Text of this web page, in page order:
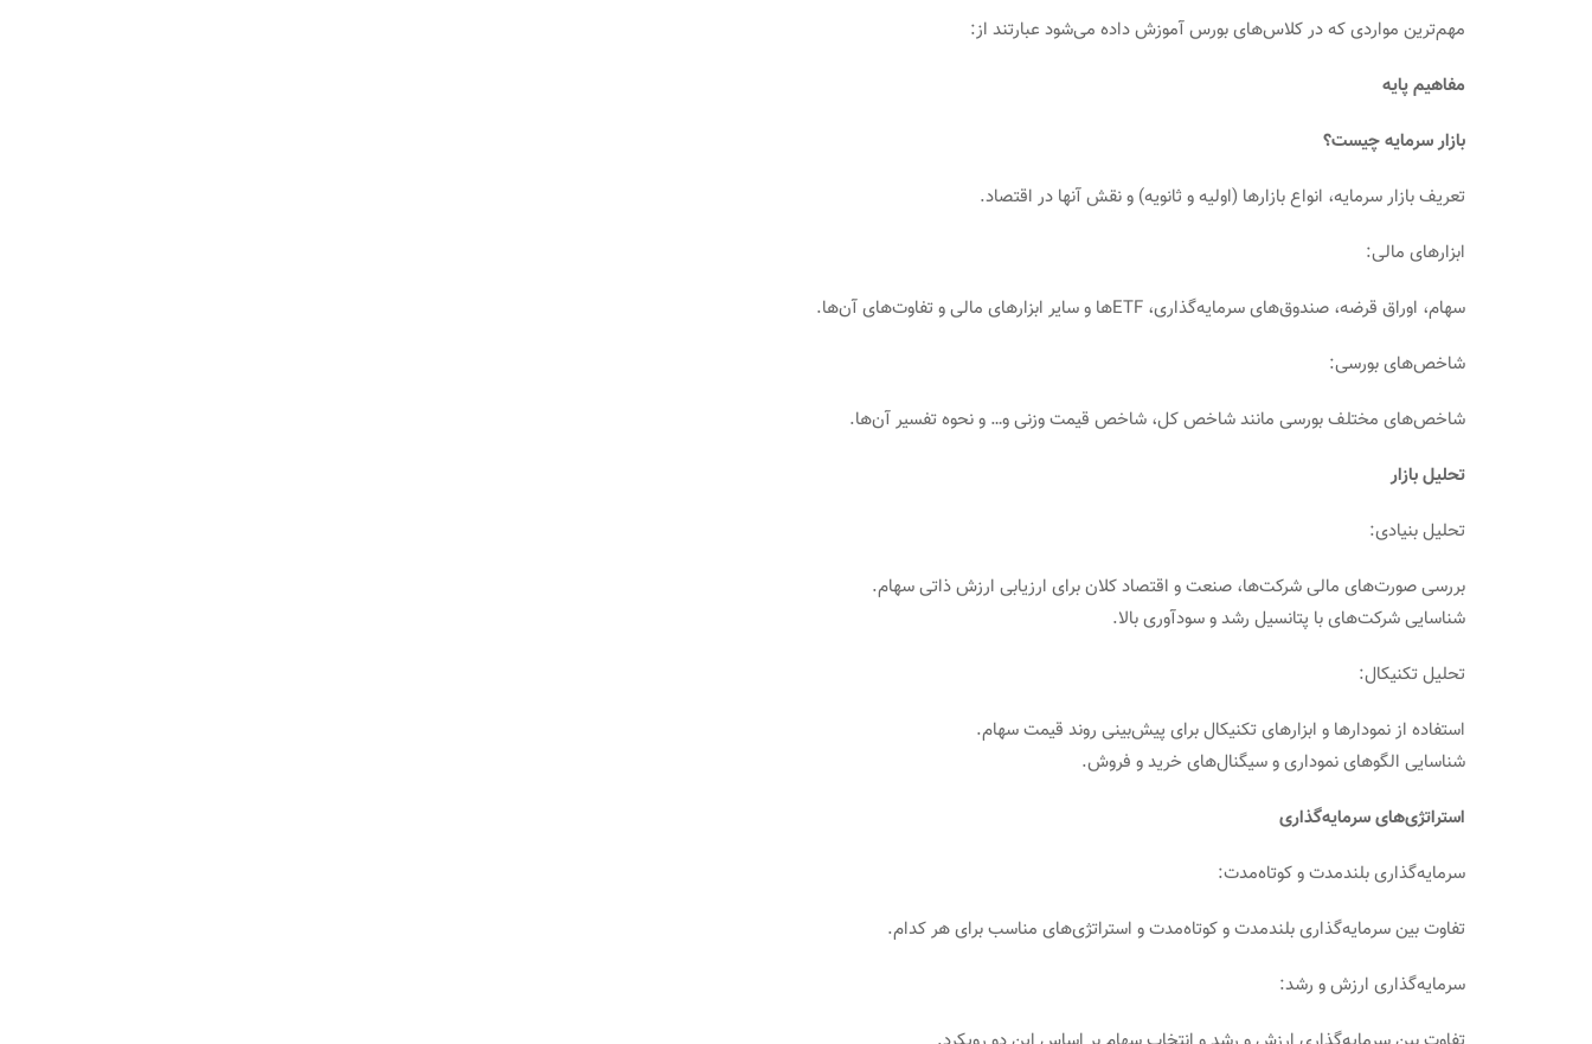
مهم‌ترین مواردی که در کلاس‌های بورس آموزش داده می‌شود عبارتند از:
مفاهیم پایه
بازار سرمایه چیست؟
تعریف بازار سرمایه، انواع بازارها (اولیه و ثانویه) و نقش آنها در اقتصاد.
ابزارهای مالی:
سهام، اوراق قرضه، صندوق‌های سرمایه‌گذاری، ETFها و سایر ابزارهای مالی و تفاوت‌های آن‌ها.
شاخص‌های بورسی:
شاخص‌های مختلف بورسی مانند شاخص کل، شاخص قیمت وزنی و… و نحوه تفسیر آن‌ها.
تحلیل بازار
تحلیل بنیادی:
بررسی صورت‌های مالی شرکت‌ها، صنعت و اقتصاد کلان برای ارزیابی ارزش ذاتی سهام.
شناسایی شرکت‌های با پتانسیل رشد و سودآوری بالا.
تحلیل تکنیکال:
استفاده از نمودارها و ابزارهای تکنیکال برای پیش‌بینی روند قیمت سهام.
شناسایی الگوهای نموداری و سیگنال‌های خرید و فروش.
استراتژی‌های سرمایه‌گذاری
سرمایه‌گذاری بلندمدت و کوتاه‌مدت:
تفاوت بین سرمایه‌گذاری بلندمدت و کوتاه‌مدت و استراتژی‌های مناسب برای هر کدام.
سرمایه‌گذاری ارزش و رشد: